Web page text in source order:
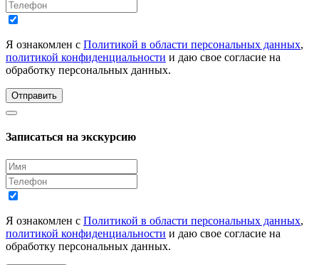
Я ознакомлен с Политикой в области персональных данных,
политикой конфиденциальности и даю свое согласие на
обработку персональных данных.
Отправить
Записаться на экскурсию
Я ознакомлен с Политикой в области персональных данных,
политикой конфиденциальности и даю свое согласие на
обработку персональных данных.